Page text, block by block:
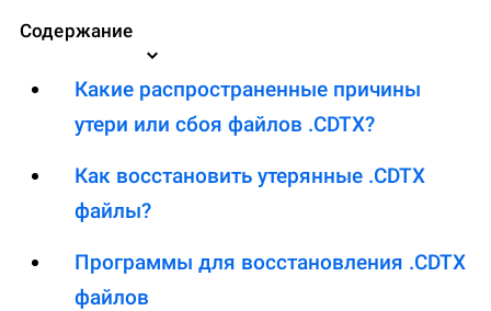
Содержание
Какие распространенные причины
утери или сбоя файлов .CDTX?
Как восстановить утерянные .CDTX
файлы?
Программы для восстановления .CDTX
файлов